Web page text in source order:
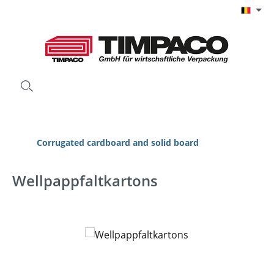
Corrugated cardboard and solid board
Wellpappfaltkartons
Afbeeldingengalerij overslaan